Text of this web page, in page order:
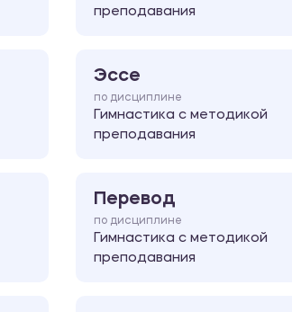
преподавания
Эссе
по дисциплине
Гимнастика с методикой
преподавания
Перевод
по дисциплине
Гимнастика с методикой
преподавания